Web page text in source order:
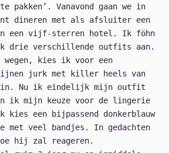
pakken’. Vanavond gaan we in
dineren met als afsluiter een
een vijf-sterren hotel. Ik föhn
drie verschillende outfits aan.
wegen, kies ik voor een
jurk met killer heels van
Nu ik eindelijk mijn outfit
ik mijn keuze voor de lingerie
kies een bijpassend donkerblauw
met veel bandjes. In gedachten
hij zal reageren.